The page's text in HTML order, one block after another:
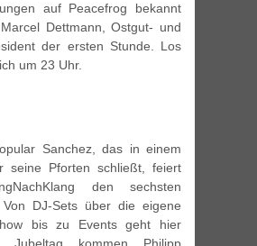
auf Peacefrog bekannt
Dettmann, Ostgut- und
der ersten Stunde. Los
um 23 Uhr.
Sanchez, das in einem
seine Pforten schließt, feiert
den sechsten
Von DJ-Sets über die eigene
bis zu Events geht hier